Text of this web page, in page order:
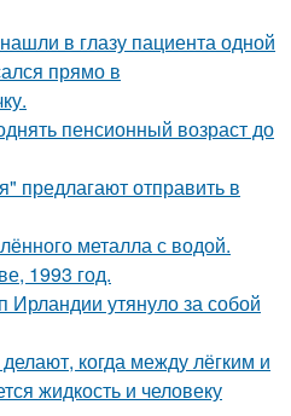
в глазу пациента одной
прямо в
пенсионный возраст до
предлагают отправить в
металла с водой.
1993 год.
Ирландии утянуло за собой
когда между лёгким и
жидкость и человеку